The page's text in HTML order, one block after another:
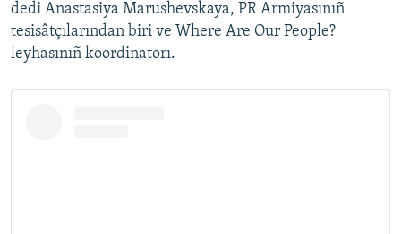
dedi Anastasiya Marushevskaya, PR Armiyasınıñ
tesisâtçılarından biri ve Where Are Our People?
leyhasınıñ koordinatorı.